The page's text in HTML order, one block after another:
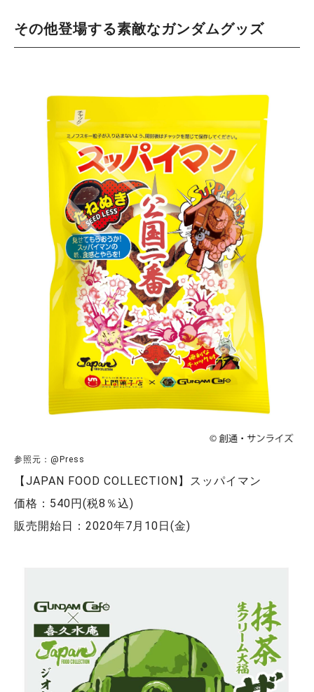
その他登場する素敵なガンダムグッズ
参照元：@Press
【JAPAN FOOD COLLECTION】スッパイマン
価格：540円(税8％込)
販売開始日：2020年7月10日(金)